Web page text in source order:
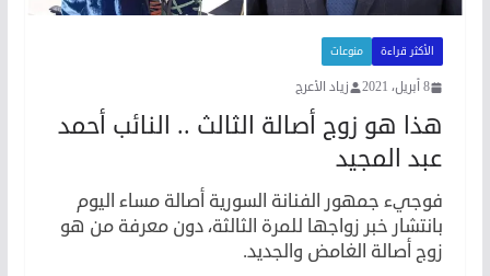
الأكثر قراءة منوعات
8 أبريل، 2021 زياد الأعرج
هذا هو زوج أصالة الثالث .. النائب أحمد
عبد المجيد
فوجيء جمهور الفنانة السورية أصالة مساء اليوم
بانتشار خبر زواجها للمرة الثالثة، دون معرفة من هو
زوج أصالة الغامض والجديد.